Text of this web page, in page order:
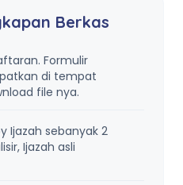
Berkas
Formulir
di tempat
file nya.
Ijazah sebanyak 2
Ijazah asli